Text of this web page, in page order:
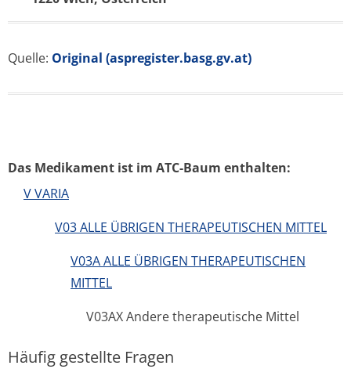
Quelle: Original (aspregister.basg.gv.at)
Das Medikament ist im ATC-Baum enthalten:
V VARIA
V03 ALLE ÜBRIGEN THERAPEUTISCHEN MITTEL
V03A ALLE ÜBRIGEN THERAPEUTISCHEN
MITTEL
V03AX Andere therapeutische Mittel
Häufig gestellte Fragen